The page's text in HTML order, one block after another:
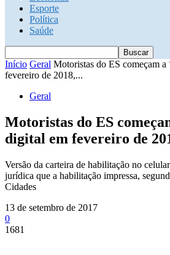
Esporte
Política
Saúde
Início Geral Motoristas do ES começam
fevereiro de 2018,...
Geral
Motoristas do ES
digital em fevereiro de
Versão da carteira de habilitação no
jurídica que a habilitação impressa,
Cidades
13 de setembro de 2017
0
1681